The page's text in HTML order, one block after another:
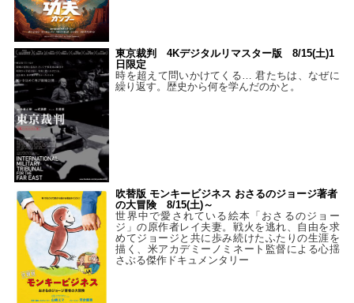
東京裁判 4Kデジタルリマスター版 8/15(土)1
日限定
時を超えて問いかけてくる… 君たちは、なぜに
繰り返す。歴史から何を学んだのかと。
吹替版 モンキービジネス おさるのジョージ著者
の大冒険 8/15(土)～
世界中で愛されている絵本「おさるのジョー
ジ」の原作者レイ夫妻。戦火を逃れ、自由を求
めてジョージと共に歩み続けたふたりの生涯を
描く、米アカデミーノミネート監督による心揺
さぶる傑作ドキュメンタリー